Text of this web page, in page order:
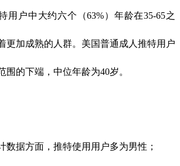
用户中大约六个（63%）年龄在35-65之
更加成熟的人群。美国普通成人推特用户
围的下端，中位年龄为40岁。
数据方面，推特使用用户多为男性；